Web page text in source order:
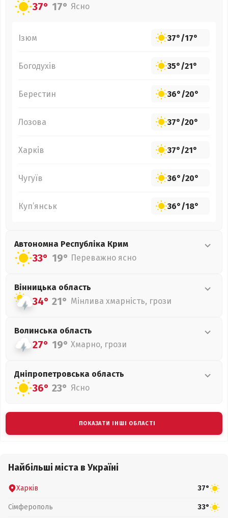
37° 17° Ясно
Ізюм 37°/17°
Богодухів 35°/21°
Берестин 36°/20°
Лозова 37°/20°
Харків 37°/21°
Чугуїв 36°/20°
Куп’янськ 36°/18°
Автономна Республіка Крим
33° 19° Переважно ясно
Вінницька область
34° 21° Мінлива хмарність, грози
Волинська область
27° 19° Хмарно, грози
Дніпропетровська область
36° 23° Ясно
ПОКАЗАТИ ІНШІ ОБЛАСТІ
Найбільші міста в Україні
Харків 37°
Сімферополь 33°